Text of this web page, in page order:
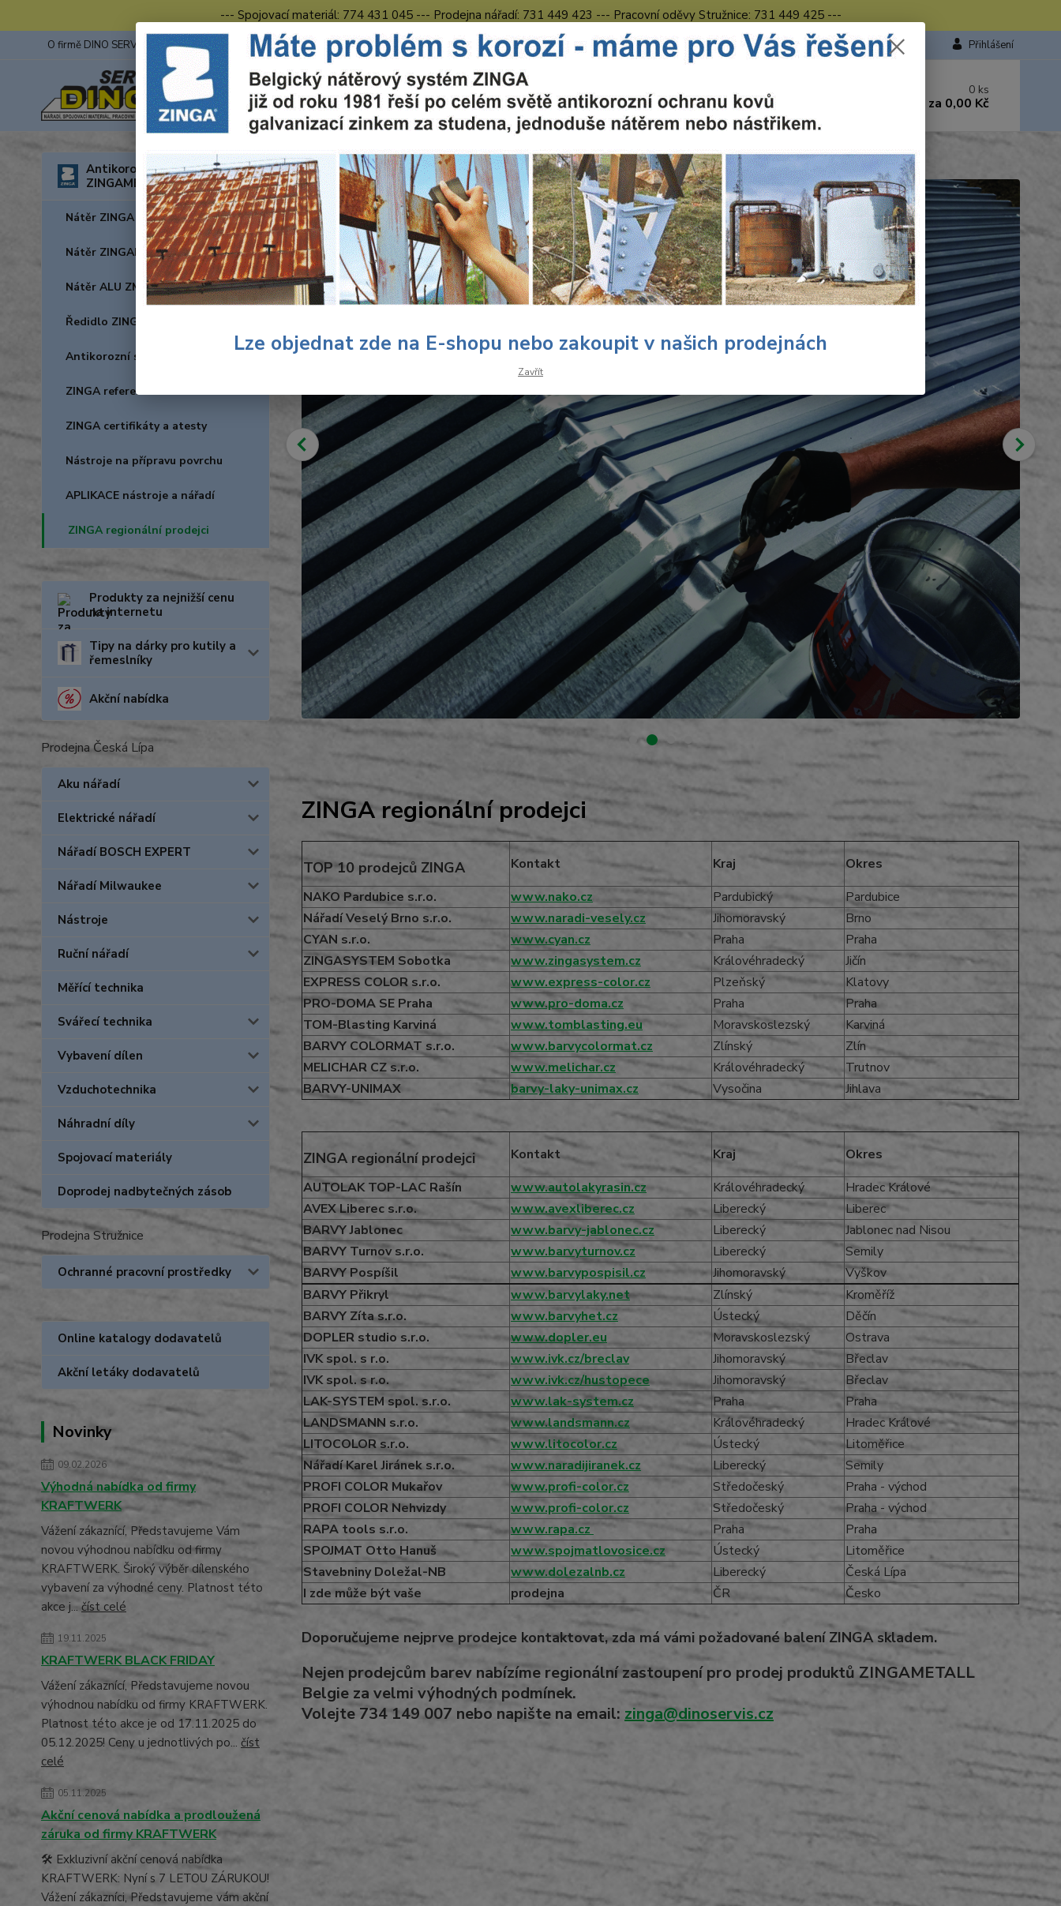
--- Spojovací materiál: 774 431 045 --- Prodejna nářadí: 731 449 423 --- Pracovní oděvy Stružnice: 731 449 425 ---
O firmě DINO SERVIS s.r.o. ZINGA Fotogalerie z výstav Obchodní podmínky Kontakty Česká Lípa Přihlášení
Hledat 731 449 423
8.00 hod. - 16.00 hod.
0 ks
za 0,00 Kč
Antikorozní nátěry
ZINGAMETALL
Nátěr ZINGA (zinek)
Nátěr ZINGALU (zinek + hliník)
Nátěr ALU ZM (hliník)
Ředidlo ZINGASOLV
Antikorozní spreje
ZINGA reference
ZINGA certifikáty a atesty
Nástroje na přípravu povrchu
APLIKACE nástroje a nářadí
ZINGA regionální prodejci
Produkty za nejnižší cenu
na internetu
Tipy na dárky pro kutily a
řemeslníky
Akční nabídka
Prodejna Česká Lípa
Aku nářadí
Elektrické nářadí
Nářadí BOSCH EXPERT
Nářadí Milwaukee
Nástroje
Ruční nářadí
Měřící technika
Svářecí technika
Vybavení dílen
Vzduchotechnika
Náhradní díly
Spojovací materiály
Doprodej nadbytečných zásob
Prodejna Stružnice
Ochranné pracovní prostředky
Online katalogy dodavatelů
Akční letáky dodavatelů
Novinky
09.02.2026
Výhodná nabídka od firmy
KRAFTWERK
Vážení zákaznící, Představujeme Vám
novou výhodnou nabídku od firmy
KRAFTWERK. Široký výběr dílenského
vybavení za výhodné ceny. Platnost této
akce j... číst celé
19.11.2025
KRAFTWERK BLACK FRIDAY
Vážení zákaznící, Představujeme novou
výhodnou nabídku od firmy KRAFTWERK.
Platnost této akce je od 17.11.2025 do
05.12.2025! Ceny u jednotlivých po... číst
celé
05.11.2025
Akční cenová nabídka a prodloužená
záruka od firmy KRAFTWERK
🛠️ Exkluzivní akční cenová nabídka
KRAFTWERK: Nyní s 7 LETOU ZÁRUKOU!
Vážení zákazníci, Představujeme vám akční
Úvod Antikorozní nátěry ZINGAMETALL ZINGA regionální prodejci
ZINGA regionální prodejci
TOP 10 prodejců ZINGA Kontakt Kraj
Okres
NAKO Pardubice s.r.o.
www.nako.cz Pardubický
Pardubice
Nářadí Veselý Brno s.r.o.
www.naradi-vesely.cz Jihomoravský
Brno
CYAN s.r.o.
www.cyan.cz Praha
Praha
ZINGASYSTEM Sobotka
www.zingasystem.cz Královéhradecký
Jičín
EXPRESS COLOR s.r.o.
www.express-color.cz Plzeňský
Klatovy
PRO-DOMA SE Praha
www.pro-doma.cz Praha
Praha
TOM-Blasting Karviná
www.tomblasting.eu Moravskoslezský
Karviná
BARVY COLORMAT s.r.o.
www.barvycolormat.cz Zlínský
Zlín
MELICHAR CZ s.r.o.
www.melichar.cz Královéhradecký
Trutnov
BARVY-UNIMAX
barvy-laky-unimax.cz Vysočina Jihlava
ZINGA regionální prodejci Kontakt Kraj
Okres
AUTOLAK TOP-LAC Rašín
www.autolakyrasin.cz Královéhradecký
Hradec Králové
AVEX Liberec s.r.o.
www.avexliberec.cz Liberecký
Liberec
BARVY Jablonec
www.barvy-jablonec.cz Liberecký
Jablonec nad Nisou
BARVY Turnov s.r.o.
www.barvyturnov.cz Liberecký
Semily
BARVY Pospíšil
www.barvypospisil.cz Jihomoravský
Vyškov
BARVY Přikryl
www.barvylaky.net Zlínský
Kroměříž
BARVY Zíta s.r.o.
www.barvyhet.cz Ústecký
Děčín
DOPLER studio s.r.o.
www.dopler.eu Moravskoslezský
Ostrava
IVK spol. s r.o.
www.ivk.cz/breclav Jihomoravský
Břeclav
IVK spol. s r.o.
www.ivk.cz/hustopece Jihomoravský
Břeclav
LAK-SYSTEM spol. s.r.o.
www.lak-system.cz Praha
Praha
LANDSMANN s.r.o.
www.landsmann.cz Královéhradecký
Hradec Králové
LITOCOLOR s.r.o.
www.litocolor.cz Ústecký
Litoměřice
Nářadí Karel Jiránek s.r.o.
www.naradijiranek.cz Liberecký
Semily
PROFI COLOR Mukařov
www.profi-color.cz Středočeský
Praha - východ
PROFI COLOR Nehvizdy
www.profi-color.cz Středočeský
Praha - východ
RAPA tools s.r.o.
www.rapa.cz Praha
Praha
SPOJMAT Otto Hanuš
www.spojmatlovosice.cz Ústecký
Litoměřice
Stavebniny Doležal-NB
www.dolezalnb.cz Liberecký
Česká Lípa
I zde může být vaše
prodejna ČR Česko
Doporučujeme nejprve prodejce kontaktovat, zda má vámi požadované balení ZINGA skladem.
Nejen prodejcům barev nabízíme regionální zastoupení pro prodej produktů ZINGAMETALL
Belgie za velmi výhodných podmínek.
Volejte 734 149 007 nebo napište na email: zinga@dinoservis.cz
Lze objednat zde na E-shopu nebo zakoupit v našich prodejnách
Zavřít